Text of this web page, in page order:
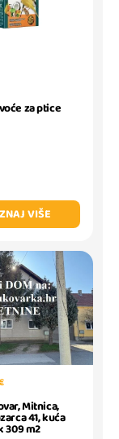
za ptice
VIŠE
Mitnica,
41, kuća
309 m2